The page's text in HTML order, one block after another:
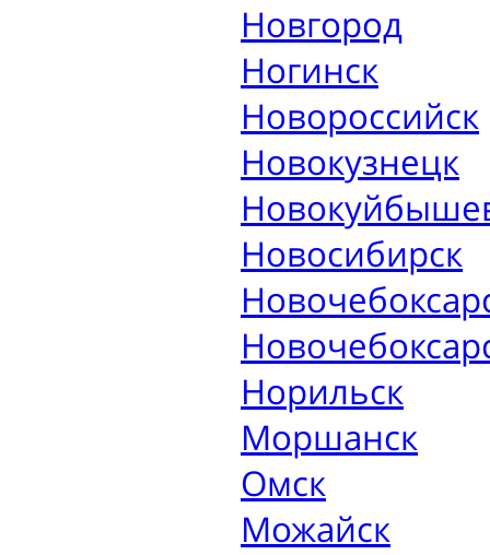
Новгород
Ногинск
Новороссийск
Новокузнецк
Новосибирск
Норильск
Моршанск
Омск
Можайск